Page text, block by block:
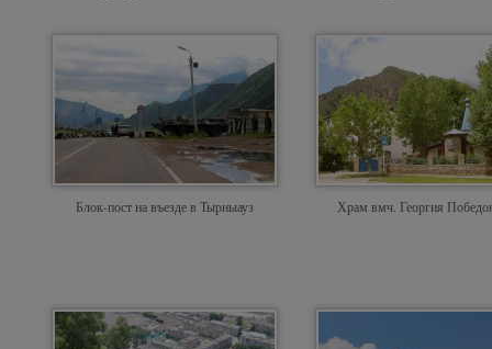
Блок-пост на въезде в Тырныауз Храм вмч. Георгия